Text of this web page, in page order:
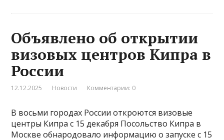
Объявлено об открытии
визовых центров Кипра в
России
12.12.2025 Новости Комментарии: 0
В восьми городах России откроются визовые
центры Кипра с 15 декабря Посольство Кипра в
Москве обнародовало информацию о запуске с 15